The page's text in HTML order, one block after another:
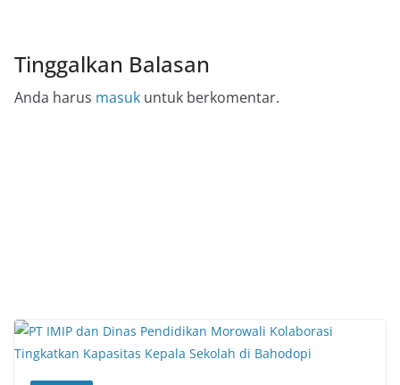
Tinggalkan Balasan
Anda harus masuk untuk berkomentar.